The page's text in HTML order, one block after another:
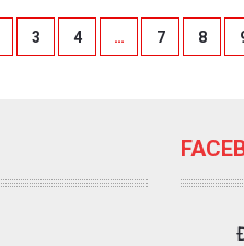
3 4 … 7 8